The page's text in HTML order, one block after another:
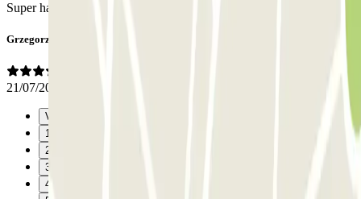
Super handig en ruime parkeerplekken
Grzegorz
21/07/2025
Vorige
1
2
3
4